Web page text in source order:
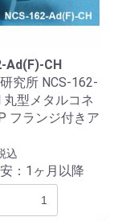
Ad(F)-CH
究所 NCS-162-
丸型メタルコネ
フランジ付きア
込
：1ヶ月以降